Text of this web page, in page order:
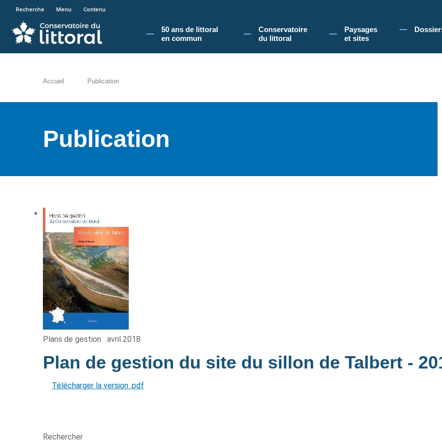
En poursuivant votre navigation sur le site du Conservatoire du littoral, vous acceptez l'utilisation de cookies pour vous
Recherche Menu Contenu
50 ans de littoral
en commun​
Conservatoire
du littoral
Paysages
et sites
Accueil Publication
Publication
Plans de gestion avril 2018
Plan de gestion du site du sillon de Talbert -
Télécharger la version .pdf
Rechercher